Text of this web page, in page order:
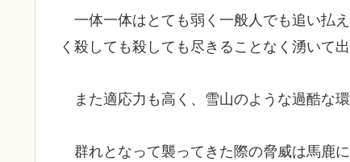
一体一体はとても弱く一般人でも追い払
く殺しても殺しても尽きることなく湧いて出
また適応力も高く、雪山のような過酷な環
群れとなって襲ってきた際の脅威は馬鹿